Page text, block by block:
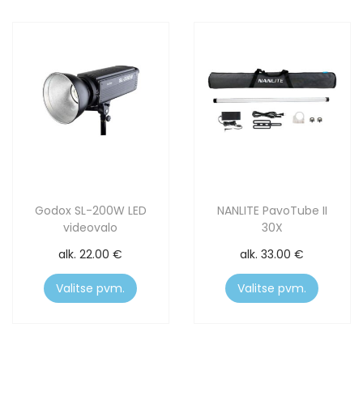
Godox SL-200W LED
videovalo
alk.22.00€
Valitse pvm.
NANLITE PavoTube II
30X
alk.33.00€
Valitse pvm.